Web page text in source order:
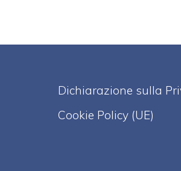
Dichiarazione sulla
Cookie Policy (UE)